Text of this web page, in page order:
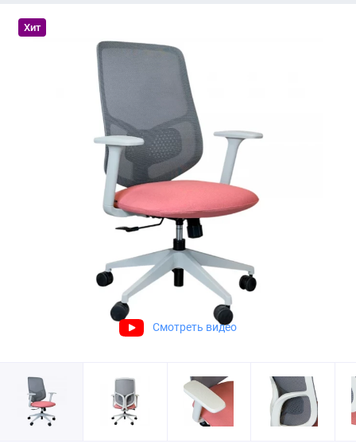
Хит
Смотреть видео